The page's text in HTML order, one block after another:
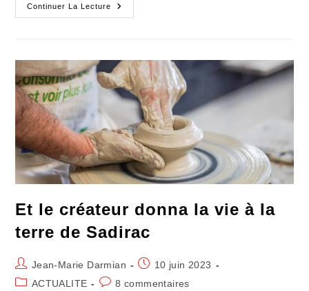
Continuer La Lecture
Eté
Ou
Punition
Prévisible
Du
Roi
Soleil
Et le créateur donna la vie à la
terre de Sadirac
Auteur/autrice
de
Jean-Marie Darmian
Publication
publiée :
10 juin 2023
PostACTUALITE Commentaires
8 commentaires